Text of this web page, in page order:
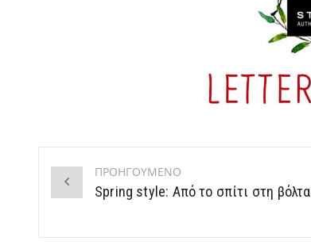
Post
navigation
ΠΡΟΗΓΟΥΜΕΝΟ
Spring style: Από το σπίτι στη βόλτα